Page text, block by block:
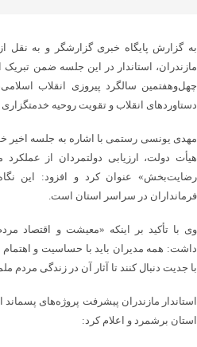
به گزارش پایگاه خبری گزارشگر و به نقل
مازندران، استاندار در این جلسه ضمن تبریک
چهل‌وهفتمین سالگرد پیروزی انقلاب
دستاوردهای انقلاب و تقویت روحیه
مهدی یونسی رستمی با اشاره به جلسه اخیر
هیأت دولت، ارزیابی دولتمردان از
رضایت‌بخش» عنوان کرد و افزود: این
فرمانداران در سراسر استان است.
وی با تأکید بر اینکه «معیشت و اقتصاد
داشت: همه مدیران باید با حساسیت و اهتمام
با جدیت دنبال کنند تا آثار آن در زندگی مردم
استاندار مازندران پیشرفت پروژه‌های
استان برشمرد و اعلام کرد: